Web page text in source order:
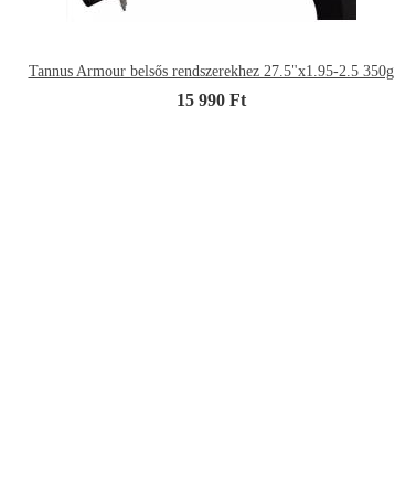
Tannus Armour belsős rendszerekhez 27.5"x1.95-2.5 350g
15 990 Ft